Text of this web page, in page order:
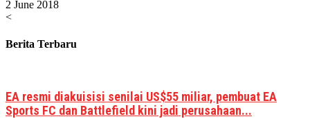
2 June 2018
<
Berita Terbaru
EA resmi diakuisisi senilai US$55 miliar, pembuat EA
Sports FC dan Battlefield kini jadi perusahaan...